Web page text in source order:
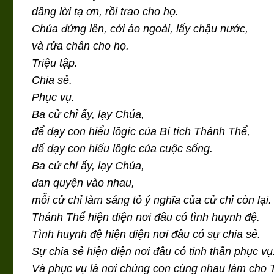
dâng lời tạ ơn, rồi trao cho họ.
Chúa đứng lên, cởi áo ngoài, lấy chậu nước,
và rửa chân cho họ.
Triệu tập.
Chia sẻ.
Phục vụ.
Ba cử chỉ ấy, lạy Chúa,
để dạy con hiểu lôgíc của Bí tích Thánh Thể,
để dạy con hiểu lôgíc của cuộc sống.
Ba cử chỉ ấy, lạy Chúa,
đan quyện vào nhau,
mỗi cử chỉ làm sáng tỏ ý nghĩa của cử chỉ còn lại.
Thánh Thể hiện diện nơi đâu có tình huynh đệ.
Tình huynh đệ hiện diện nơi đâu có sự chia sẻ.
Sự chia sẻ hiện diện nơi đâu có tinh thần phục vụ.
Và phục vụ là nơi chúng con cùng nhau làm cho